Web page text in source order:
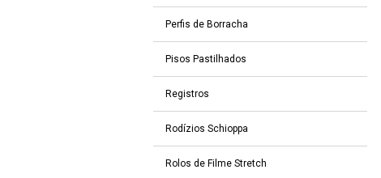
Perfis de Borracha
Pisos Pastilhados
Registros
Rodízios Schioppa
Rolos de Filme Stretch